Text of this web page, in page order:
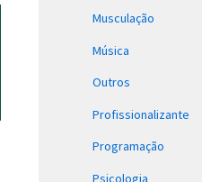
Musculação
Música
Outros
Profissionalizante
Programação
Psicologia